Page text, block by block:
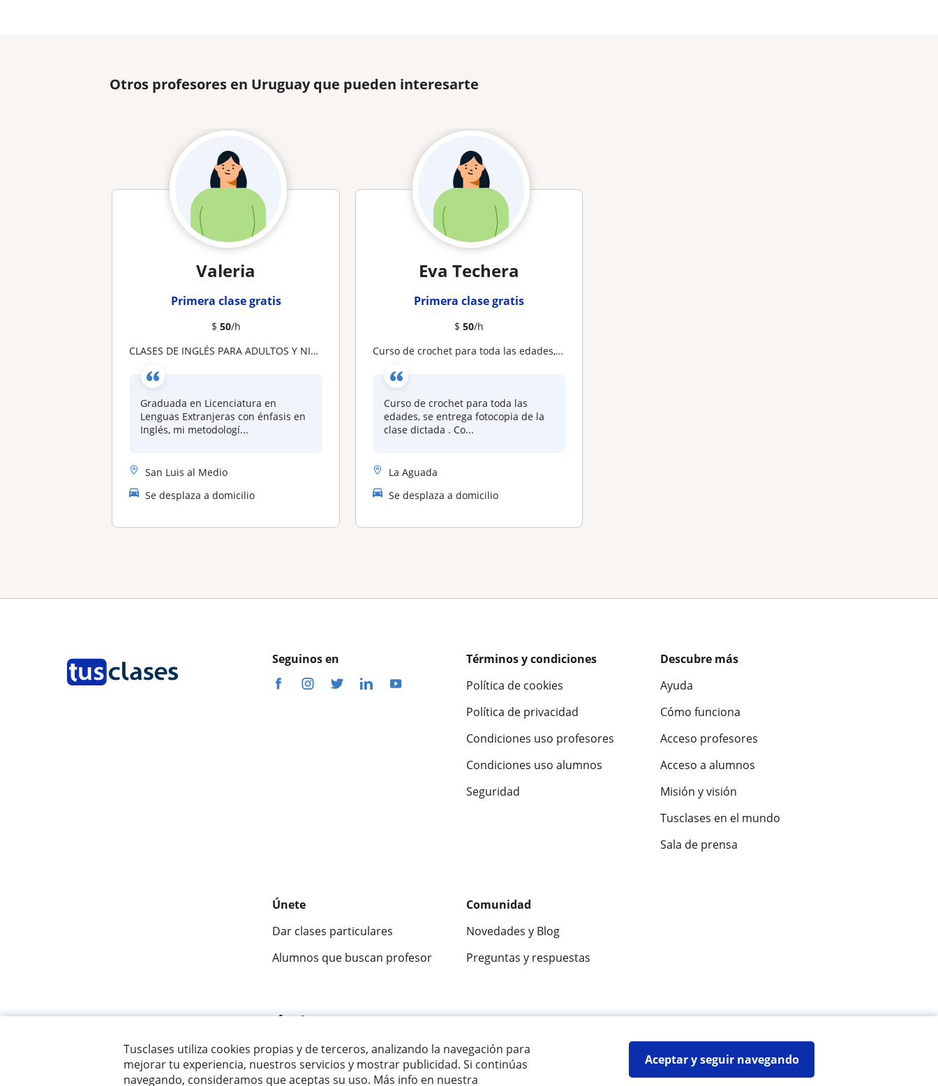
Tusclases utiliza cookies propias y de terceros, analizando la navegación para
mejorar tu experiencia, nuestros servicios y mostrar publicidad. Si continúas
navegando, consideramos que aceptas su uso. Más info en nuestra
Aceptar y seguir navegando
Otros profesores en Uruguay que pueden interesarte
Valeria
Primera clase gratis
$ 50/h
CLASES DE INGLÉS PARA ADULTOS Y NIÑOS A1-B2 VIRTUAL O PRESENCIAL MEDELLIN,ANTIOQUIA
Graduada en Licenciatura en
Lenguas Extranjeras con énfasis en
Inglés, mi metodologí...
San Luis al Medio
Se desplaza a domicilio
Eva Techera
Primera clase gratis
$ 50/h
Curso de crochet para toda las edades, se entrega fotocopia de la clase dictada . Comienza en junio
Curso de crochet para toda las
edades, se entrega fotocopia de la
clase dictada . Co...
La Aguada
Se desplaza a domicilio
Seguinos en
Términos y condiciones
Política de cookies
Política de privacidad
Condiciones uso profesores
Condiciones uso alumnos
Seguridad
Descubre más
Ayuda
Cómo funciona
Acceso profesores
Acceso a alumnos
Misión y visión
Tusclases en el mundo
Sala de prensa
Únete
Dar clases particulares
Alumnos que buscan profesor
Comunidad
Novedades y Blog
Preguntas y respuestas
Fantástica 9,5/10 ★★★★★
© 2007 - 2026 Tusclases.com.uy Mapa web:Profesores particulares